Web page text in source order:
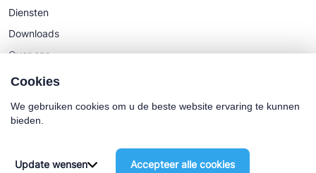
Diensten
Downloads
Over ons
Nieuws
Algemene Voorwaarden
Cookies
We gebruiken cookies om u de beste website ervaring te kunnen
bieden.
Update wensen Accepteer alle cookies